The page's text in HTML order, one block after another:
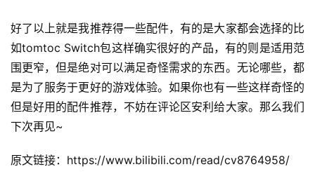
好了以上就是我推荐得一些配件，有的是大家都会选择的比
如tomtoc Switch包这样确实很好的产品，有的则是适用范
围更窄，但是绝对可以满足奇怪需求的东西。无论哪些，都
是为了服务于更好的游戏体验。如果你也有一些这样奇怪的
但是好用的配件推荐，不妨在评论区安利给大家。那么我们
下次再见~
原文链接：https://www.bilibili.com/read/cv8764958/